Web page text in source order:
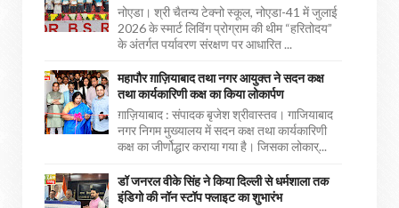
नोएडा। श्री चैतन्य टेक्नो स्कूल, नोएडा-41 में जुलाई
2026 के स्मार्ट लिविंग प्रोग्राम की थीम “हरितोदय”
के अंतर्गत पर्यावरण संरक्षण पर आधारित ...
महापौर ग़ाज़ियाबाद तथा नगर आयुक्त ने सदन कक्ष
तथा कार्यकारिणी कक्ष का किया लोकार्पण
ग़ाज़ियाबाद : संपादक बृजेश श्रीवास्तव। गाजियाबाद
नगर निगम मुख्यालय में सदन कक्ष तथा कार्यकारिणी
कक्ष का जीर्णोद्धार कराया गया है। जिसका लोकार्...
डॉ जनरल वीके सिंह ने किया दिल्ली से धर्मशाला तक
इंडिगो की नॉन स्टॉप फ्लाइट का शुभारंभ